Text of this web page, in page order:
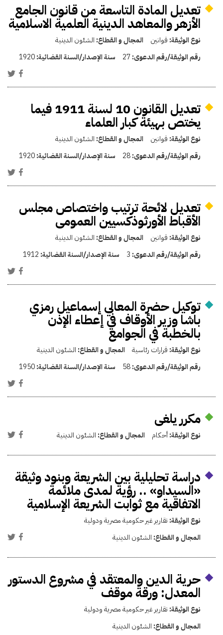
تعديل المادة التاسعة من قانون الجامع
الأزهر والمعاهد الدينية العلمية الاسلامية
نوع الوثيقة: قوانين المجال و القطاع: الشئون الدينية
رقم الوثيقة/رقم الدعوى:27 سنة الإصدار/السنة القضائية:1920
تعديل القانون 10 لسنة 1911 فيما
يختص بهيئة كبار العلماء
نوع الوثيقة: قوانين المجال و القطاع: الشئون الدينية
رقم الوثيقة/رقم الدعوى:28 سنة الإصدار/السنة القضائية:1920
تعديل لائحة ترتيب واختصاص مجلس
الأقباط الأورثوذكسيين العمومى
نوع الوثيقة: قوانين المجال و القطاع: الشئون الدينية
رقم الوثيقة/رقم الدعوى: 3 سنة الإصدار/السنة القضائية: 1912
توكيل حضرة المعالي إسماعيل رمزي
باشا وزير الأوقاف في إعطاء الإذن
بالخطبة في الجوامع
نوع الوثيقة: قرارات رئاسية المجال و القطاع: الشئون الدينية
رقم الوثيقة/رقم الدعوى:58 سنة الإصدار/السنة القضائية:1950
مكرر يلغى
نوع الوثيقة:أحكام المجال و القطاع: الشئون الدينية
دراسة تحليلية بين الشريعة وبنود وثيقة
«السيداو» .. رؤية لمدى ملائمة
الاتفاقية مع ثوابت الشريعة الإسلامية
نوع الوثيقة: تقارير غير حكومية مصرية ودولية
المجال و القطاع: الشئون الدينية
حرية الدين والمعتقد في مشروع الدستور
المعدل: ورقة موقف
نوع الوثيقة: تقارير غير حكومية مصرية ودولية
المجال و القطاع: الشئون الدينية